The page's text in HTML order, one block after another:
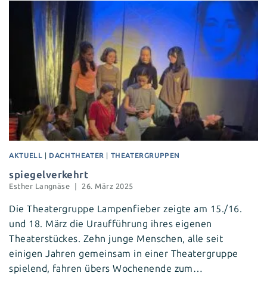
AKTUELL | DACHTHEATER | THEATERGRUPPEN
spiegelverkehrt
Esther Langnäse 26. März 2025
Die Theatergruppe Lampenfieber zeigte am 15./16.
und 18. März die Uraufführung ihres eigenen
Theaterstückes. Zehn junge Menschen, alle seit
einigen Jahren gemeinsam in einer Theatergruppe
spielend, fahren übers Wochenende zum…